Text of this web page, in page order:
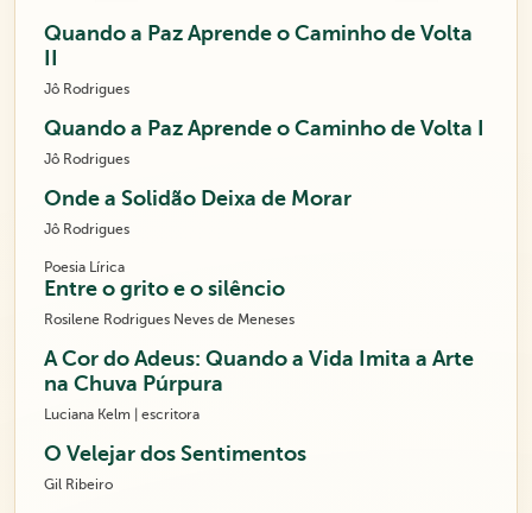
Quando a Paz Aprende o Caminho de Volta
Jô Rodrigues
Quando a Paz Aprende o Caminho de Volta I
Jô Rodrigues
Onde a Solidão Deixa de Morar
Jô Rodrigues
Poesia Lírica
Entre o grito e o silêncio
Rosilene Rodrigues Neves de Meneses
A Cor do Adeus: Quando a Vida Imita a Arte
na Chuva Púrpura
Luciana Kelm | escritora
O Velejar dos Sentimentos
Gil Ribeiro